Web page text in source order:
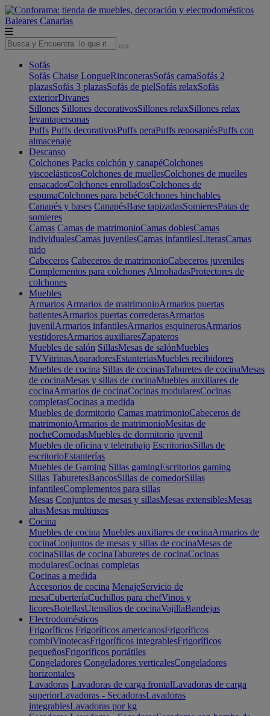
Baleares Canarias
Sofás
Sofás Chaise LongueRinconerasSofás camaSofás 2
plazasSofás 3 plazasSofás de pielSofás relaxSofás
exteriorDivanes
Sillones Sillones decorativosSillones relaxSillones relax
levantapersonas
Puffs Puffs decorativosPuffs peraPuffs reposapiésPuffs con
almacenaje
Descanso
Colchones Packs colchón y canapéColchones
viscoelásticosColchones de muellesColchones de muelles
ensacadosColchones enrolladosColchones de
espumaColchones para bebéColchones hinchables
Canapés y bases CanapésBase tapizadasSomieresPatas de
somieres
Camas Camas de matrimonioCamas doblesCamas
individualesCamas juvenilesCamas infantilesLiterasCamas
nido
Cabeceros Cabeceros de matrimonioCabeceros juveniles
Complementos para colchones AlmohadasProtectores de
colchones
Muebles
Armarios Armarios de matrimonioArmarios puertas
batientesArmarios puertas correderasArmarios
juvenilArmarios infantilesArmarios esquinerosArmarios
vestidoresArmarios auxiliaresZapateros
Muebles de salón SillasMesas de salónMuebles
TVVitrinasAparadoresEstanteriasMuebles recibidores
Muebles de cocina Sillas de cocinasTaburetes de cocinaMesas
de cocinaMesas y sillas de cocinaMuebles auxiliares de
cocinaArmarios de cocinaCocinas modularesCocinas
completasCocinas a medida
Muebles de dormitorio Camas matrimonioCabeceros de
matrimonioArmarios de matrimonioMesitas de
nocheComodasMuebles de dormitorio juvenil
Muebles de oficina y teletrabajo EscritoriosSillas de
escritorioEstanterías
Muebles de Gaming Sillas gamingEscritorios gaming
Sillas TaburetesBancosSillas de comedorSillas
infantilesComplementos para sillas
Mesas Conjuntos de mesas y sillasMesas extensiblesMesas
altasMesas multiusos
Cocina
Muebles de cocina Muebles auxiliares de cocinaArmarios de
cocinaConjuntos de mesas y sillas de cocinaMesas de
cocinaSillas de cocinaTaburetes de cocinaCocinas
modularesCocinas completas
Cocinas a medida
Accesorios de cocina MenajeServicio de
mesaCuberteríaCuchillos para chefVinos y
licoresBotellasUtensilios de cocinaVajillaBandejas
Electrodomésticos
Frigoríficos Frigoríficos americanosFrigoríficos
combiVinotecasFrigoríficos integrablesFrigoríficos
pequeñosFrigoríficos portátiles
Congeladores Congeladores verticalesCongeladores
horizontales
Lavadoras Lavadoras de carga frontalLavadoras de carga
superiorLavadoras - SecadorasLavadoras
integrablesLavadoras por kg